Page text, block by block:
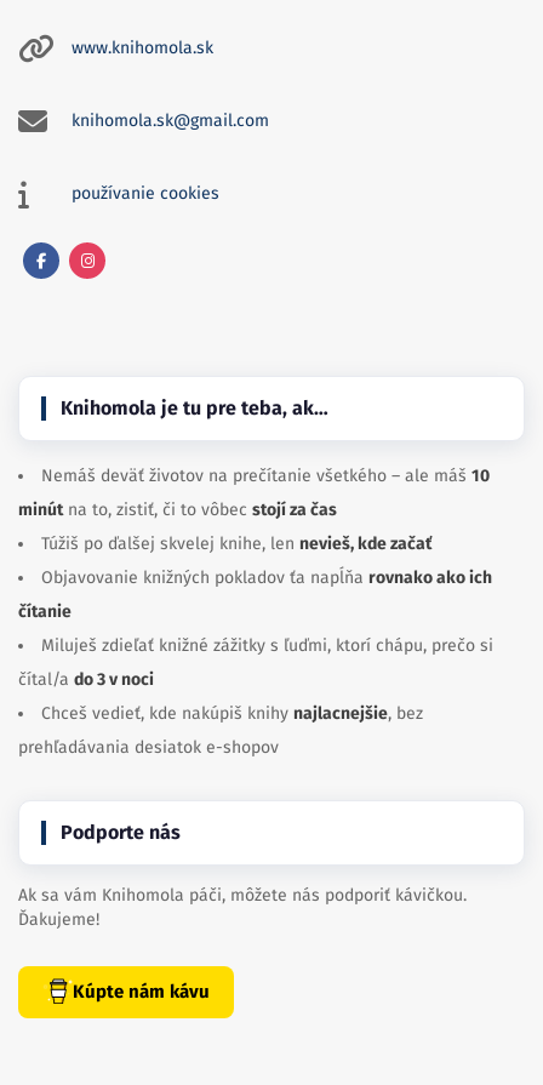
www.knihomola.sk
knihomola.sk@gmail.com
používanie cookies
Knihomola je tu pre teba, ak…
Nemáš deväť životov na prečítanie všetkého – ale máš 10
minútna to, zistiť, či to vôbec stojí za čas
Túžiš po ďalšej skvelej knihe, len nevieš, kde začať
Objavovanie knižných pokladov ťa napĺňa rovnako ako ich
čítanie
Miluješ zdieľať knižné zážitky s ľuďmi, ktorí chápu, prečo si
čítal/a do 3 v noci
Chceš vedieť, kde nakúpiš knihy najlacnejšie, bez
prehľadávania desiatok e-shopov
Podporte nás
Ak sa vám Knihomola páči, môžete nás podporiť kávičkou.
Ďakujeme!
Kúpte nám kávu